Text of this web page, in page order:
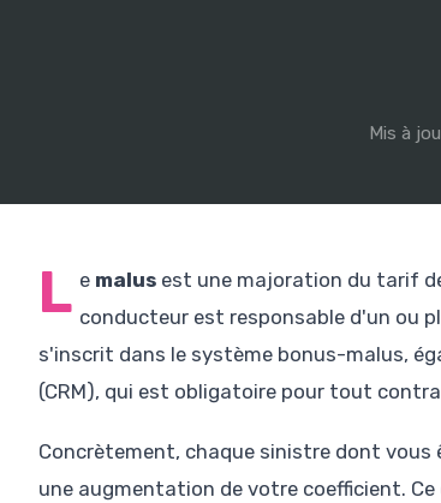
Mis à
L e malusest une majoration du tarif
conducteur est responsable d'un ou
s'inscrit dans le système bonus-malus,
(CRM), qui est obligatoire pour tout
Concrètement, chaque sinistre dont
une augmentation de votre coefficient.